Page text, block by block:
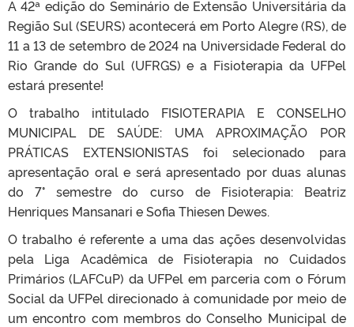
A 42ª edição do Seminário de Extensão Universitária da
Região Sul (SEURS) acontecerá em Porto Alegre (RS), de
11 a 13 de setembro de 2024 na Universidade Federal do
Rio Grande do Sul (UFRGS) e a Fisioterapia da UFPel
estará presente!
O trabalho intitulado FISIOTERAPIA E CONSELHO
MUNICIPAL DE SAÚDE: UMA APROXIMAÇÃO POR
PRÁTICAS EXTENSIONISTAS
foi selecionado para
apresentação oral e será apresentado por duas alunas
do 7° semestre do curso de Fisioterapia: Beatriz
Henriques Mansanari e Sofia Thiesen Dewes.
O trabalho é referente a uma das ações desenvolvidas
pela Liga Acadêmica de Fisioterapia no Cuidados
Primários (LAFCuP) da UFPel em parceria com o Fórum
Social da UFPel direcionado à comunidade por meio de
um encontro com membros do Conselho Municipal de